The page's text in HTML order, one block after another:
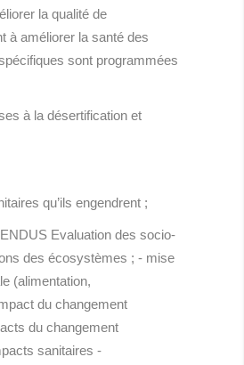
la qualité de
à améliorer la santé des
sont programmées
à la désertification et
qu’ils engendrent ;
Evaluation des socio-
des écosystèmes ; - mise
(alimentation,
du changement
du changement
sanitaires -